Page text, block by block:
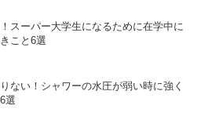
スーパー大学生になるために在学中に
こと6選
ない！シャワーの水圧が弱い時に強く
選